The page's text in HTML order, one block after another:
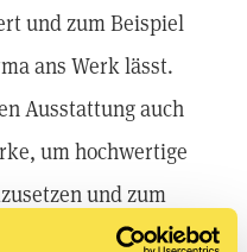
und zum Beispiel
ans Werk lässt.
Ausstattung auch
um hochwertige
und zum
schnell sehr teuer